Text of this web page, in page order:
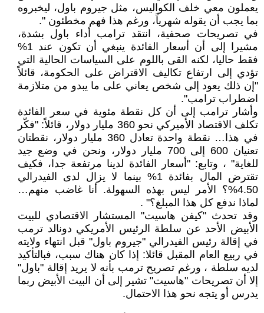
يعملون معي خلف الكواليس، مثل جيروم باول، ليخبروه
بما يجب أن يقوله شهرياً، ورغم هذا فهم مخطئون ".
في تصريحات صحفية، انتقد ترامب أداء باول بشدة،
مشيرا إلى أن أسعار الفائدة ينبغي أن تكون عند 1%
فقط حاليا، لكنه القى باللوم على السياسات الحالية التي
تؤدي إلى ارتفاع تكاليف الاقتراض على الحكومة، قائلاً
"إن ذلك يعود إلى شخص يعاني على ما يبدو من متلازمة
اضطراب ترامب".
وأشار ترامب إلى أن كل نقطة مئوية في سعر الفائدة
تكلف الاقتصاد الأميركي نحو 360 مليار دولار، قائلاً: "فكّر
في هذا… نقطة واحدة تعادل 360 مليار دولار، نقطتان
تعنيان 600 إلى 700 مليار دولار، ونحن في وضع جيد
للغاية" ، وتابع: "أسعار الفائدة لدينا مرتفعة جدا، فكيف
تقترض المال بفائدة 1% بينما لا يزال لدى الفيدرالي
4.50%؟ الأمر ليس بهذه السهولة. أنا غاضب منهم…
لماذا ندفع كل هذا المبلغ؟" .
وقد تحدث "كيفن هاسيت" المستشار الاقتصادي للبيت
الأبيض الأحد عن سلطة الرئيس الأمريكي دونالد ترمب
في إقالة رئيس الفيدرالي "جيروم باول" قبل انتهاء ولايته
في ربيع العام المقبل قائلا: إذا كان هناك سبب، فبالتأكيد
لديه سلطة ، ورغم تصريح ترمب بأنه لا يريد إقالة "باول"
إلا أن تصريحات "هاسيت" تشير إلى أن البيت الأبيض ربما
يدرس أو يتجه نحو هذا الاحتمال.